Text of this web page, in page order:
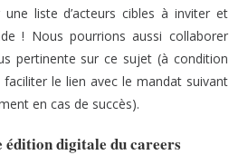
liste d’acteurs cibles à inviter et
! Nous pourrions aussi collaborer
pertinente sur ce sujet (à condition
faciliter le lien avec le mandat suivant
en cas de succès).
digitale du careers